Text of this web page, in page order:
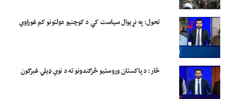
تحول: په نړیوال سیاست کې د کوچنیو دولتونو کم غوراوي
څار: د پاکستان وروستیو څرګندونو ته د نوي ډیلي غبرګون